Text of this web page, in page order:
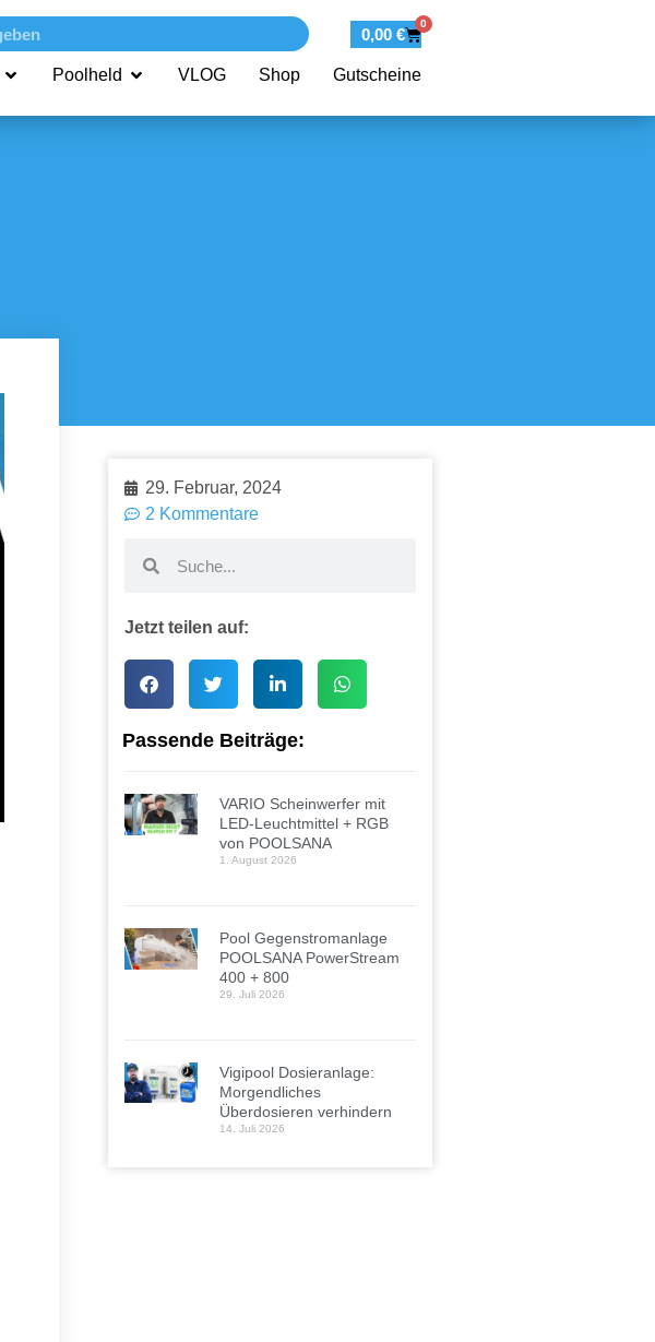
0,00 €
0
Poolheld VLOG Shop Gutscheine
29. Februar, 2024
2 Kommentare
Jetzt teilen auf:
Passende Beiträge:
VARIO Scheinwerfer mit
LED-Leuchtmittel + RGB
von POOLSANA
1. August 2026
Pool Gegenstromanlage
POOLSANA PowerStream
400 + 800
29. Juli 2026
Vigipool Dosieranlage:
Morgendliches
Überdosieren verhindern
14. Juli 2026